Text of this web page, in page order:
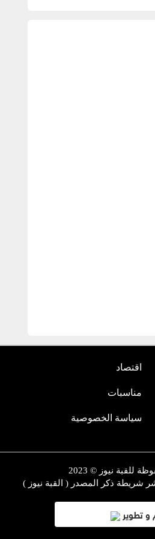
اقتصاد
مناسبات
سياسة الخصوصية
للقبة نيوز © 2023
شريطة ذكر المصدر ( القبة نيوز )
تطوير